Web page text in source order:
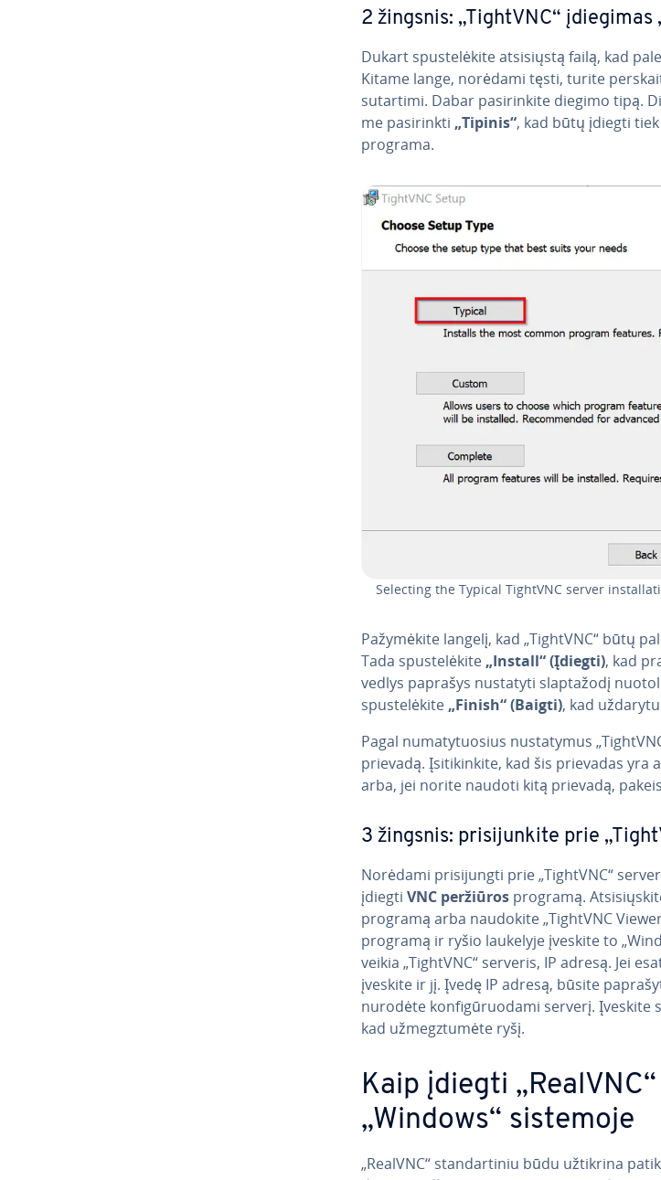
2 žingsnis: „TightVNC“ įdiegimas
Dukart spus­te­lė­ki­te at­si­siųs­tą failą, kad
Kitame lange, norėdami tęsti, turite
sutartimi. Dabar pa­si­rin­ki­te diegimo tipą.
me pa­si­rink­ti „Tipinis“, kad būtų įdiegti
programa.
Selecting the Typical TightVNC server
Pa­žy­mė­ki­te langelį, kad „TightVNC“ būtų
Tada spus­te­lė­ki­te„Install“ (Įdiegti), kad
vedlys paprašys nustatyti slap­ta­žo­dį
spus­te­lė­ki­te„Finish“ (Baigti), kad
Pagal nu­ma­ty­tuo­sius nu­sta­ty­mus
prievadą. Įsi­ti­kin­ki­te, kad šis prievadas yra
arba, jei norite naudoti kitą prievadą,
3 žingsnis: pri­si­jun­ki­te prie
Norėdami pri­si­jung­ti prie „TightVNC“
įdiegti VNC peržiūros programą.
programą arba naudokite „TightVNC
programą ir ryšio laukelyje įveskite to
veikia „TightVNC“ serveris, IP adresą. Jei
įveskite ir jį. Įvedę IP adresą, būsite
nurodėte kon­fi­gū­ruo­da­mi serverį. Įveskite
kad už­megz­tu­mė­te ryšį.
Kaip įdiegti
„Windows“ sistemoje
„RealVNC“ stan­dar­ti­niu būdu užtikrina